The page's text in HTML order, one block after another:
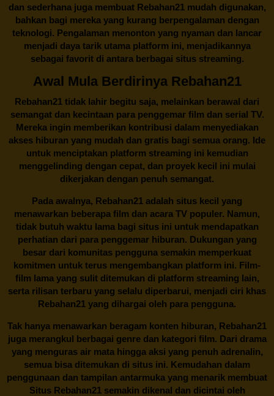
dan sederhana juga membuatRebahan21mudah digunakan,
bahkan bagi mereka yang kurang berpengalaman dengan
teknologi. Pengalaman menonton yang nyaman dan lancar
menjadi daya tarik utama platform ini, menjadikannya
sebagai favorit di antara berbagai situs streaming.
Awal Mula Berdirinya Rebahan21
Rebahan21 tidak lahir begitu saja, melainkan berawal dari
semangat dan kecintaan para penggemar film dan serial TV.
Mereka ingin memberikan kontribusi dalam menyediakan
akses hiburan yang mudah dan gratis bagi semua orang. Ide
untuk menciptakan platform streaming ini kemudian
menggelinding dengan cepat, dan proyek kecil ini mulai
dikerjakan dengan penuh semangat.
Pada awalnya, Rebahan21 adalah situs kecil yang
menawarkan beberapa film dan acara TV populer. Namun,
tidak butuh waktu lama bagi situs ini untuk mendapatkan
perhatian dari para penggemar hiburan. Dukungan yang
besar dari komunitas pengguna semakin memperkuat
komitmen untuk terus mengembangkan platform ini. Film-
film lama yang sulit ditemukan di platform streaming lain,
serta rilisan terbaru yang selalu diperbarui, menjadi ciri khas
Rebahan21 yang dihargai oleh para pengguna.
Tak hanya menawarkan beragam konten hiburan, Rebahan21
juga merangkul berbagai genre dan kategori film. Dari drama
yang menguras air mata hingga aksi yang penuh adrenalin,
semua bisa ditemukan di situs ini. Kemudahan dalam
penggunaan dan tampilan antarmuka yang menarik membuat
Situs Rebahan21semakin dikenal dan dicintai oleh